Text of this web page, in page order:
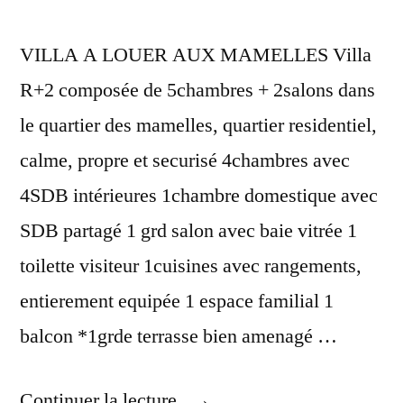
VILLA A LOUER AUX MAMELLES Villa
R+2 composée de 5chambres + 2salons dans
le quartier des mamelles, quartier residentiel,
calme, propre et securisé 4chambres avec
4SDB intérieures 1chambre domestique avec
SDB partagé 1 grd salon avec baie vitrée 1
toilette visiteur 1cuisines avec rangements,
entierement equipée 1 espace familial 1
balcon *1grde terrasse bien amenagé …